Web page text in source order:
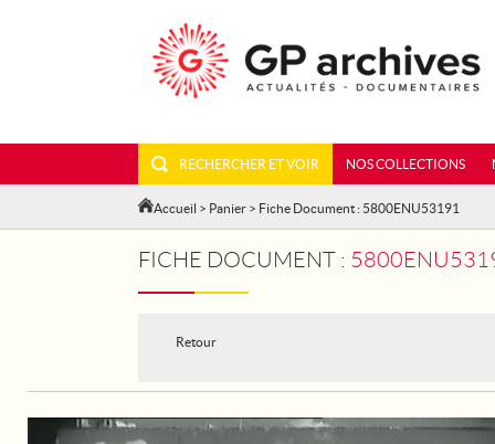
RECHERCHER ET VOIR NOS COLLECTIONS
Accueil > Panier > Fiche Document : 5800ENU53191
FICHE DOCUMENT :
Retour